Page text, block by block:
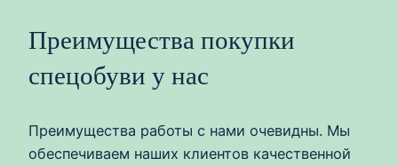
Преимущества покупки
спецобуви у нас
Преимущества работы с нами очевидны. Мы
обеспечиваем наших клиентов качественной